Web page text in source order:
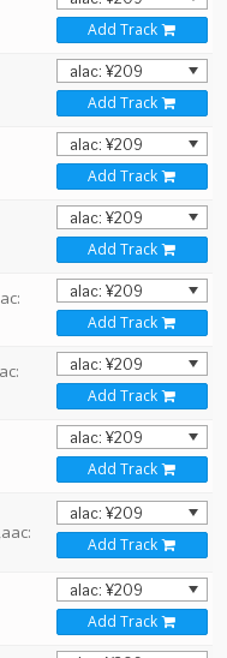
Add Track
Add Track
Add Track
Add Track
Add Track
Add Track
Add Track
Add Track
Add Track